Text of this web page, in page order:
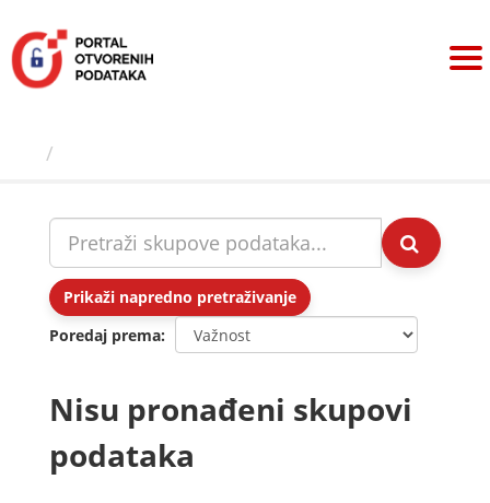
sadržaj
Prikaži napredno pretraživanje
Poredaj prema
Nisu pronađeni skupovi
podataka